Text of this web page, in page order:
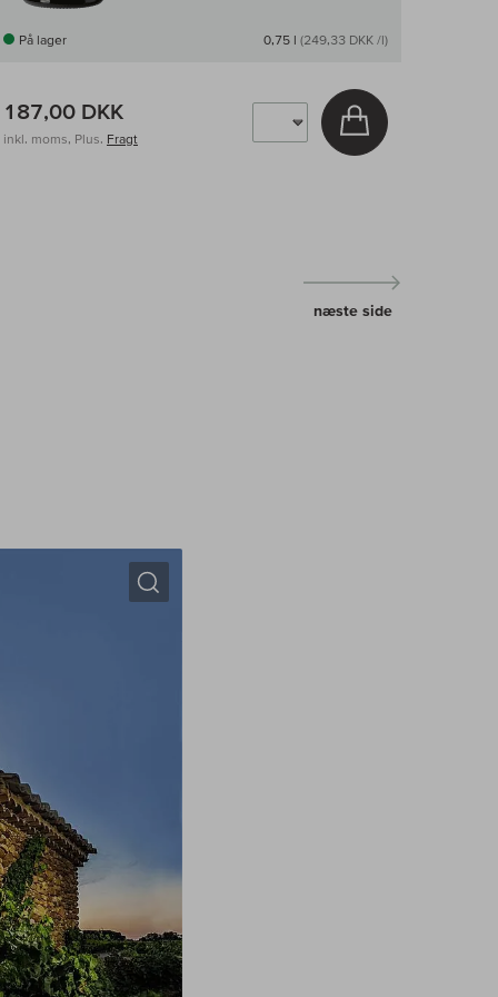
På lager 0,75 l (249,33 DKK /l)
187,00 DKK
inkl. moms, Plus. Fragt
Læg i kurv
næste side